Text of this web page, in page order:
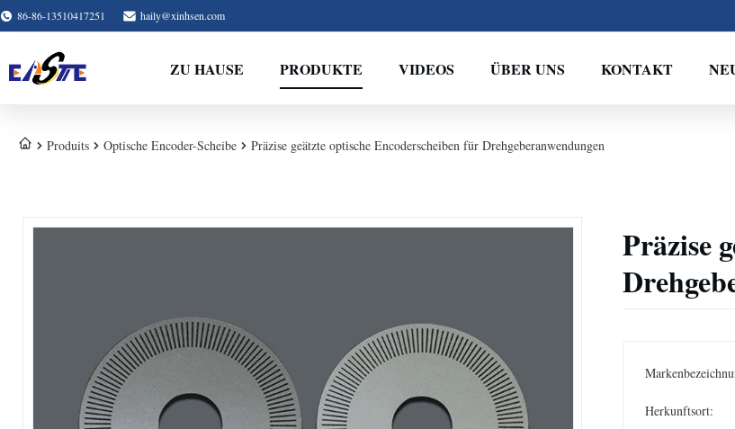
86-86-13510417251 haily@xinhsen.com
ZU HAUSE PRODUKTE VIDEOS ÜBER UNS KONTAKT
Produits Optische Encoder-Scheibe Präzise geätzte optische Encoderscheiben für Drehgeberanwendungen
Präzise
Herkunftsort: